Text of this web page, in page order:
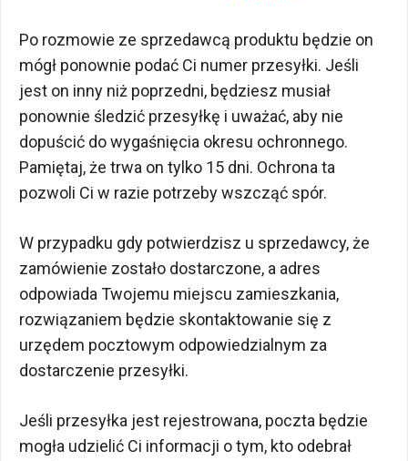
Po rozmowie ze sprzedawcą produktu będzie on
mógł ponownie podać Ci numer przesyłki. Jeśli
jest on inny niż poprzedni, będziesz musiał
ponownie śledzić przesyłkę i uważać, aby nie
dopuścić do wygaśnięcia okresu ochronnego.
Pamiętaj, że trwa on tylko 15 dni. Ochrona ta
pozwoli Ci w razie potrzeby wszcząć spór.
W przypadku gdy potwierdzisz u sprzedawcy, że
zamówienie zostało dostarczone, a adres
odpowiada Twojemu miejscu zamieszkania,
rozwiązaniem będzie skontaktowanie się z
urzędem pocztowym odpowiedzialnym za
dostarczenie przesyłki.
Jeśli przesyłka jest rejestrowana, poczta będzie
mogła udzielić Ci informacji o tym, kto odebrał